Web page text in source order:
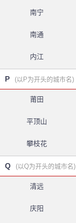
南宁
南通
内江
P (以P为开头的城市名)
莆田
平顶山
攀枝花
Q (以Q为开头的城市名)
清远
庆阳